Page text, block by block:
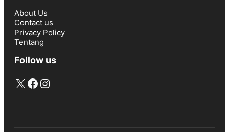
About Us
Contact us
Privacy Policy
Tentang
Follow us
X Facebook
Instagram